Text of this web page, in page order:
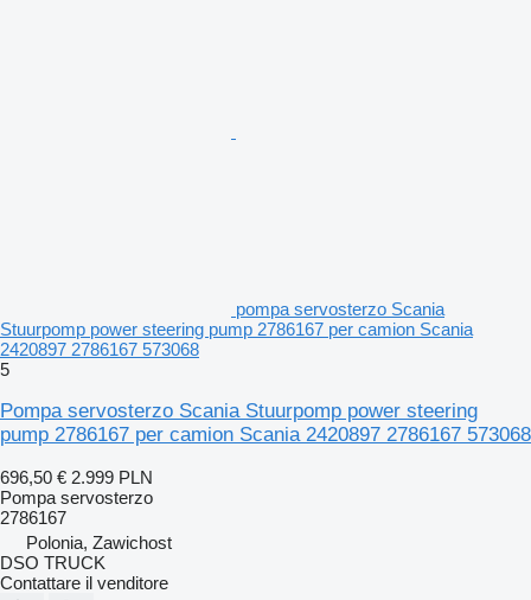
pompa servosterzo Scania
Stuurpomp power steering pump 2786167 per camion Scania
2420897 2786167 573068
5
Pompa servosterzo Scania Stuurpomp power steering
pump 2786167 per camion Scania 2420897 2786167 573068
696,50 € 2.999 PLN
Pompa servosterzo
2786167
Polonia, Zawichost
DSO TRUCK
Contattare il venditore